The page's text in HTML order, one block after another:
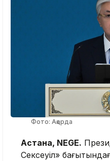
Фото: Ақорда
Астана, NEGE.
Сексеуіл»